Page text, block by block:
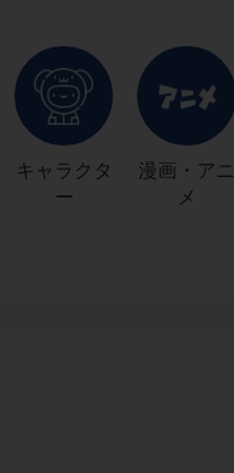
キャラクタ
ー
漫画・アニ
メ